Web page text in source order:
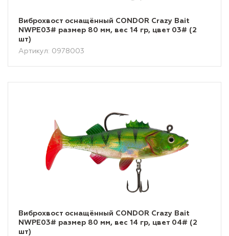
Виброхвост оснащённый CONDOR Crazy Bait
NWPE03# размер 80 мм, вес 14 гр, цвет 03# (2
шт)
Артикул: 0978003
Виброхвост оснащённый CONDOR Crazy Bait
NWPE03# размер 80 мм, вес 14 гр, цвет 04# (2
шт)